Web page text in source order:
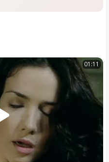
01:11